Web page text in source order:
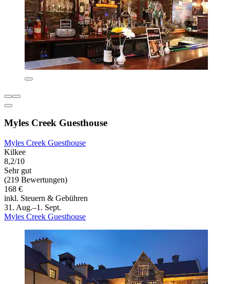
Myles Creek Guesthouse
Myles Creek Guesthouse
Kilkee
8,2/10
Sehr gut
(219 Bewertungen)
168 €
inkl. Steuern & Gebühren
31. Aug.–1. Sept.
Myles Creek Guesthouse